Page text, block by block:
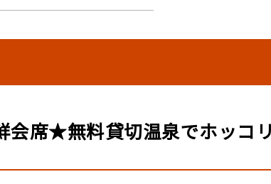
会席★無料貸切温泉でホッコ